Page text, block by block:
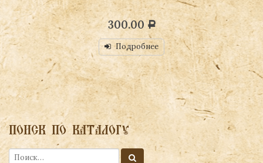
300.00Р
Подробнее
ПОИСК ПО КАТАЛОГУ